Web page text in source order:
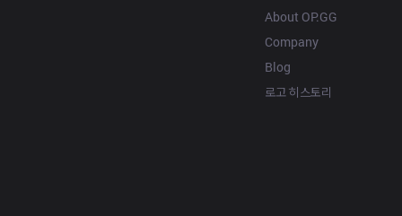
About OP.GG
Company
Blog
로고 히스토리